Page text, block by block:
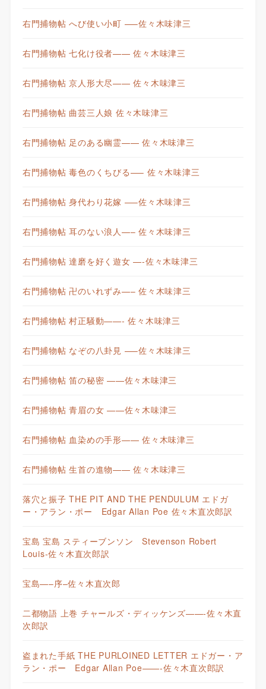
右門捕物帖 へび使い小町 —–佐々木味津三
右門捕物帖 七化け役者—— 佐々木味津三
右門捕物帖 京人形大尽—— 佐々木味津三
右門捕物帖 曲芸三人娘 佐々木味津三
右門捕物帖 足のある幽霊—— 佐々木味津三
右門捕物帖 毒色のくちびる—– 佐々木味津三
右門捕物帖 身代わり花嫁 —–佐々木味津三
右門捕物帖 耳のない浪人—– 佐々木味津三
右門捕物帖 達磨を好く遊女 —-佐々木味津三
右門捕物帖 卍のいれずみ—– 佐々木味津三
右門捕物帖 村正騒動——- 佐々木味津三
右門捕物帖 なぞの八卦見 —–佐々木味津三
右門捕物帖 笛の秘密 ——佐々木味津三
右門捕物帖 青眉の女 ——佐々木味津三
右門捕物帖 血染めの手形—— 佐々木味津三
右門捕物帖 生首の進物—— 佐々木味津三
落穴と振子 THE PIT AND THE PENDULUM エドガ
ー・アラン・ポー Edgar Allan Poe 佐々木直次郎訳
宝島 宝島 スティーブンソン Stevenson Robert
Louis-佐々木直次郎訳
宝島—–序–佐々木直次郎
二都物語 上巻 チャールズ・ディッケンズ——-佐々木直
次郎訳
盗まれた手紙 THE PURLOINED LETTER エドガー・ア
ラン・ポー Edgar Allan Poe——-佐々木直次郎訳